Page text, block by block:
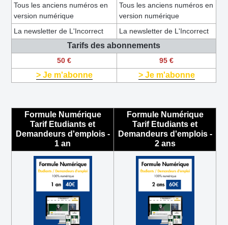
Tous les anciens numéros en
version numérique
Tous les anciens numéros en
version numérique
La newsletter de L'Incorrect
La newsletter de L'Incorrect
Tarifs des abonnements
50 € 95 €
> Je m'abonne > Je m'abonne
Formule Numérique
Tarif Etudiants et
Demandeurs d'emplois -
1 an
Formule Numérique
Tarif Etudiants et
Demandeurs d'emplois -
2 ans